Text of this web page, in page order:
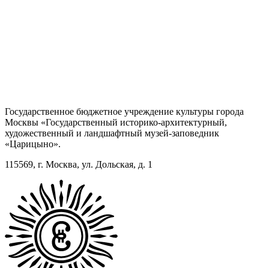
Государственное бюджетное учреждение культуры города
Москвы «Государственный историко-архитектурный,
художественный и ландшафтный музей-заповедник
«Царицыно».
115569, г. Москва, ул. Дольская, д. 1